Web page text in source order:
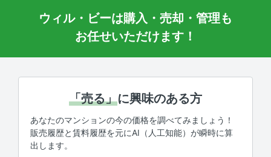
ウィル・ビーは購入・売却・管理も
お任せいただけます！
「売る」に興味のある方
あなたのマンションの今の価格を調べてみましょう！
販売履歴と賃料履歴を元にAI（人工知能）が瞬時に算
出します。